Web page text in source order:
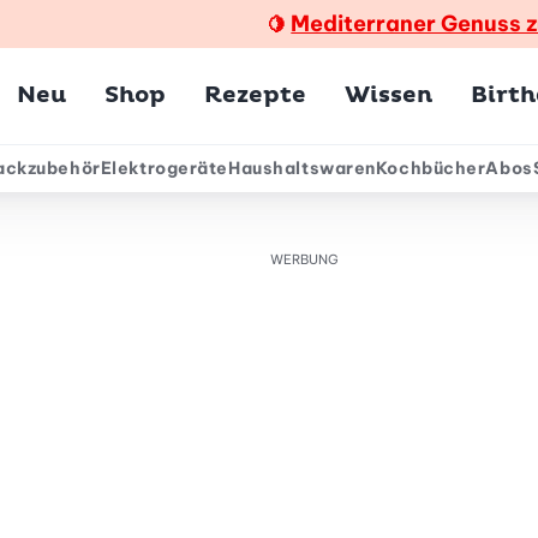
🍋 Mediterraner Genuss
Neu Shop Rezepte Wissen
ElektrogeräteHaushaltswarenKochbücherAbos
WERBUNG